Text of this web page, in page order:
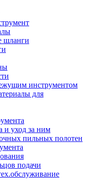
шланги
инструментом
для
и уход за ним
пильных полотен
подачи